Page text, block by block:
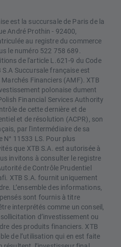
est la succursale de Paris de la
André Prothin - 92400,
au registre du commerce
le numéro 522 758 689.
de l'article L.621-9 du Code
Succursale française est
Financiers (AMF). XTB
polonaise dument
Financial Services Authority
de cette dernière et de
et de résolution (ACPR), son
par l'intermédiaire de sa
N° 11533 LS. Pour plus
que XTB S.A. est autorisée à
invitons à consulter le registre
de Contrôle Prudentiel
XTB S.A. fournit uniquement
L’ensemble des informations,
sont fournis à titre
interprétés comme un conseil,
d’investissement ou
des produits financiers. XTB
de l’utilisation qui en est faite